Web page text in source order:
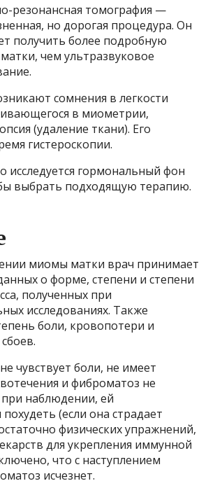
резонансная томография —
но дорогая процедура. Он
получить более подробную
чем ультразвуковое
сомнения в легкости
в миометрии,
(удаление ткани). Его
гистероскопии.
исследуется гормональный фон
выбрать подходящую терапию.
миомы матки врач принимает
о форме, степени и степени
полученных при
исследованиях. Также
боли, кровопотери и
чувствует боли, не имеет
и фиброматоз не
при наблюдении, ей
(если она страдает
физических упражнений,
для укрепления иммунной
что с наступлением
исчезнет.